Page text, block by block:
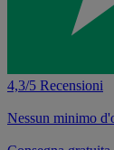
4,3/5 Recensioni
Nessun minimo